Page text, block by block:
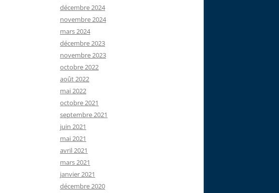
décembre 2024
novembre 2024
mars 2024
décembre 2023
novembre 2023
octobre 2022
août 2022
mai 2022
octobre 2021
septembre 2021
juin 2021
mai 2021
avril 2021
mars 2021
janvier 2021
décembre 2020